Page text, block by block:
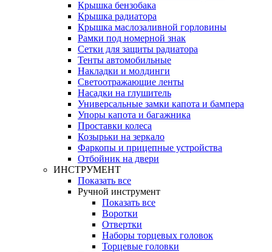
Крышка бензобака
Крышка радиатора
Крышка маслозаливной горловины
Рамки под номерной знак
Сетки для защиты радиатора
Тенты автомобильные
Накладки и молдинги
Светоотражающие ленты
Насадки на глушитель
Универсальные замки капота и бампера
Упоры капота и багажника
Проставки колеса
Козырьки на зеркало
Фаркопы и прицепные устройства
Отбойник на двери
ИНСТРУМЕНТ
Показать все
Ручной инструмент
Показать все
Воротки
Отвертки
Наборы торцевых головок
Торцевые головки